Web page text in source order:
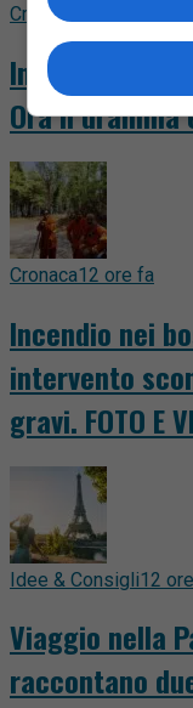
Cronaca
Incendi, la
Ora il dramma
Cronaca12 ore fa
Incendio nei
intervento
gravi. FOTO E
Idee & Consigli12
Viaggio nella
raccontano